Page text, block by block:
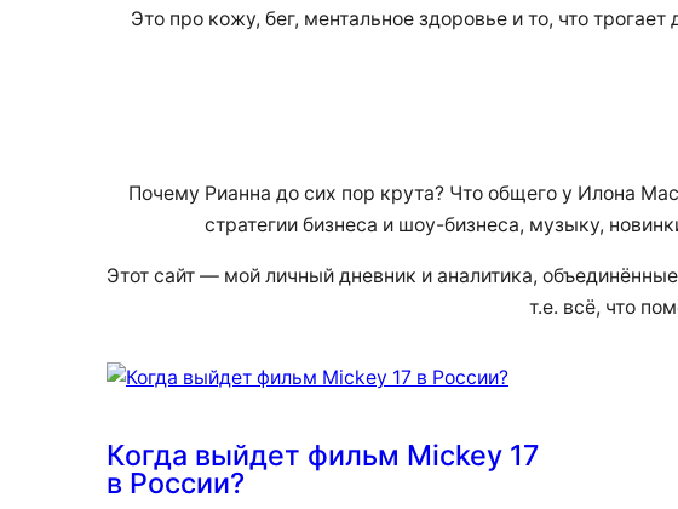
Это про кожу, бег, ментальное здоровье и то, что
Почему Рианна до сих пор крута? Что общего у Илона
стратегии бизнеса и шоу-бизнеса, музыку,
Этот сайт — мой личный дневник и аналитика,
т.е. всё, что
Когда выйдет фильм Mickey 17
в России?